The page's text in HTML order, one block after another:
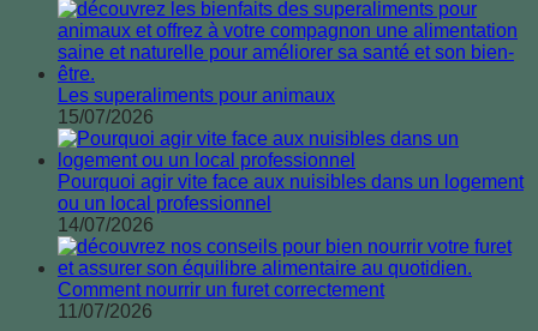
Les superaliments pour animaux
15/07/2026
Pourquoi agir vite face aux nuisibles dans un logement
ou un local professionnel
14/07/2026
Comment nourrir un furet correctement
11/07/2026